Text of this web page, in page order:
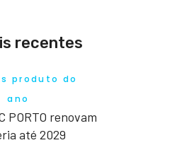
recentes
produto do
ano
PORTO renovam
até 2029